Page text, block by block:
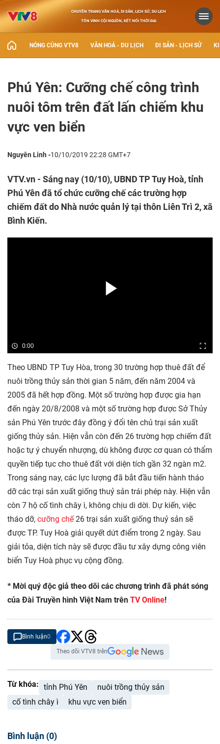
CHUYÊN TRANG VĂN HOÁ, DI SẢN, LỊCH SỬ, DU LỊCH
TÔN VINH CỘI NGUỒN, KẾT NỐI THỜI ĐẠI
NÓNG CÙNG VTV8 VĂN HOÁ - DU LỊCH DI SẢN - LỊCH SỬ
Phú Yên: Cưỡng chế công trình
nuôi tôm trên đất lấn chiếm khu
vực ven biển
Nguyên Linh -10/10/2019 22:28 GMT+7
VTV.vn - Sáng nay (10/10), UBND TP Tuy Hoà, tỉnh
Phú Yên đã tổ chức cưỡng chế các trường hợp
chiếm đất do Nhà nước quản lý tại thôn Liên Trì 2, xã
Bình Kiến.
0:00
Theo UBND TP Tuy Hòa, trong 30 trường hợp thuê đất để
nuôi trồng thủy sản thời gian 5 năm, đến năm 2004 và
2005 đã hết hợp đồng. Một số trường hợp được gia hạn
đến ngày 20/8/2008 và một số trường hợp được Sở Thủy
sản Phú Yên trước đây đồng ý đổi tên chủ trại sản xuất
giống thủy sản. Hiện vẫn còn đến 26 trường hợp chiếm đất
hoặc tự ý chuyển nhượng, dù không được cơ quan có thẩm
quyền tiếp tục cho thuê đất với diện tích gần 32 ngàn m2.
Trong sáng nay, các lực lượng đã bắt đầu tiến hành tháo
dỡ các trại sản xuất giống thuỷ sản trái phép này. Hiện vẫn
còn 7 hộ cố tình chây ì, không chịu di dời. Dự kiến, việc
tháo dỡ, cưỡng chế26 trại sản xuất giống thuỷ sản sẽ
được TP. Tuy Hoà giải quyết dứt điểm trong 2 ngày. Sau
giải tỏa, diện tích này sẽ được đầu tư xây dựng công viên
biển Tuy Hoà phục vụ cộng đồng.
* Mời quý độc giả theo dõi các chương trình đã phát sóng
của Đài Truyền hình Việt Nam trên TV Online!
Bình luận0
Theo dõi VTV8 trên
Từ khóa: tỉnh Phú Yên
nuôi trồng thủy sản
cố tình chây ì
khu vực ven biển
Bình luận (0)